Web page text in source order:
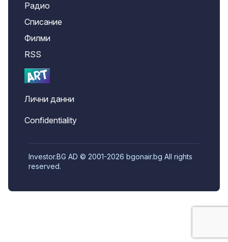
Радио
Списание
Филми
RSS
Лични данни
Confidentiality
Investor.BG AD © 2001-2026 bgonair.bg All rights
reserved.